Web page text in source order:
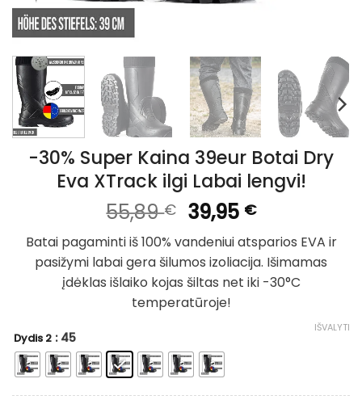
-30% Super Kaina 39eur Botai Dry
Eva XTrack ilgi Labai lengvi!
55,89€ Original
price
was:
55,89 €.
39,95 €Current
price
is:
39,95 €.
Batai pagaminti iš 100% vandeniui atsparios EVA ir
pasižymi labai gera šilumos izoliacija. Išimamas
įdėklas išlaiko kojas šiltas net iki -30°C
temperatūroje!
Dydis 2 : 45
IŠVALYTI